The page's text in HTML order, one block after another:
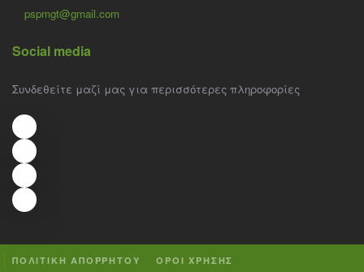
pspmgt@gmail.com
Social media
Συνδεθείτε μαζί μας για περισσότερες πληροφορίες
ΠΟΛΙΤΙΚΗ ΑΠΟΡΡΗΤΟΥ ΟΡΟΙ ΧΡΗΣΗΣ